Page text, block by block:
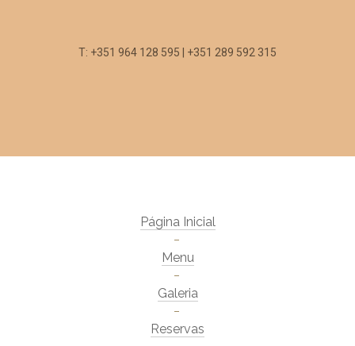
T: +351 964 128 595 | +351 289 592 315
Página Inicial
Menu
Galeria
Reservas